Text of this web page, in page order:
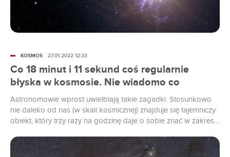
Co 18 minut i 11 sekund coś regularnie
błyska w kosmosie. Nie wiadomo co
Astronomowie wprost uwielbiają takie zagadki. Stosunkowo
nie daleko od nas (w skali kosmicznej) znajduje się tajemniczy
obiekt, który trzy razy na godzinę daje o sobie znać w zakresie
KOSMOS 27.01.2022 12:33